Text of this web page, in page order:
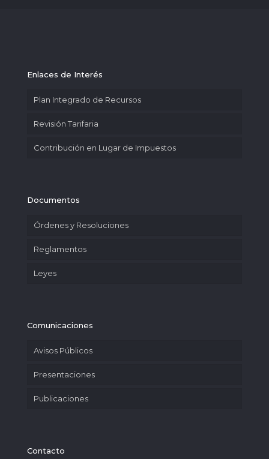
Enlaces de Interés
Plan Integrado de Recursos
Revisión Tarifaria
Contribución en Lugar de Impuestos
Documentos
Órdenes y Resoluciones
Reglamentos
Leyes
Comunicaciones
Avisos Públicos
Presentaciones
Publicaciones
Contacto